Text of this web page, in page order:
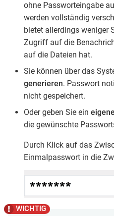
ohne Passworteingabe
werden vollständig
bietet allerdings weniger
Zugriff auf die
auf die Dateien hat.
Sie können über das
generieren. Passwort
nicht gespeichert.
Oder geben Sie ein
die gewünschte
Durch Klick auf das
Einmalpasswort in die